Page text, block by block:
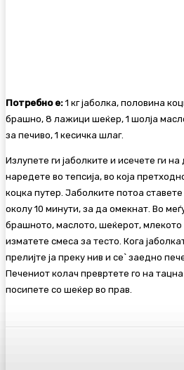
Потребно е: 1 кг јаболка, половина
брашно, 8 лажици шеќер, 1 шолја
за печиво, 1 кесичка шлаг.
Излупете ги јаболките и исечете ги
наредете во тепсија, во која
коцка путер. Јаболките потоа
околу 10 минути, за да омекнат. Во
брашното, маслото, шеќерот,
изматете смеса за тесто. Кога
прелијте ја преку нив и се` заедно
Печениот колач превртете го на
посипете со шеќер во прав.